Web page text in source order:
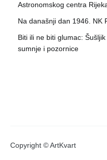
Astronomskog centra
Na današnji dan 1946. NK
Biti ili ne biti glumac:
sumnje i pozornice
Copyright © ArtKvart